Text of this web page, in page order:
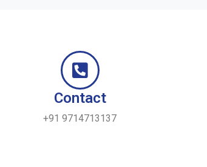
Contact
+91 9714713137